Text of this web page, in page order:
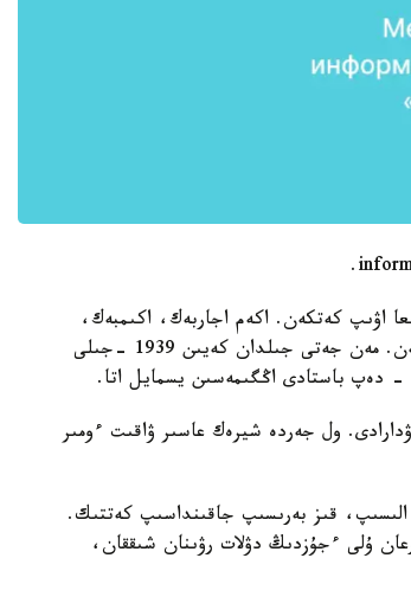
اۋعانستانعا اۋىپ كەتكەن. اكەم اجاربەك، اكىمبەك،
تۇرار، قيسىمباي، سەيىتقازى دەگەن اعا- باۋىرلارىمەن بىرگە كوشكەن. مەن جەتى جىلدان كەيىن 1939 -جىلى
- دەپ باستادى اڭگىمەسىن يسمايل اتا.
اۋدارادى. ول جەردە شيرەك عاسىر ۋاقىت ءومىر
الىسىپ، قىز بەرىسىپ جاقىنداسىپ كەتتىك.
اۋىپ بارعان ۇلى ءجۇزدىڭ دۋلات رۋىنان شىققان،